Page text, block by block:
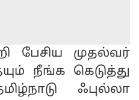
பேசிய முதல்வர்
நீங்க கெடுத்து
ஃபுல்லா